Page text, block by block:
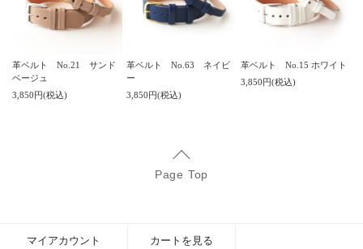
革ベルト No.21 サンド
ベージュ
3,850円(税込)
革ベルト No.63 ネイビ
ー
3,850円(税込)
革ベルト No.15 ホワイト
3,850円(税込)
Page Top
マイアカウント カートを見る